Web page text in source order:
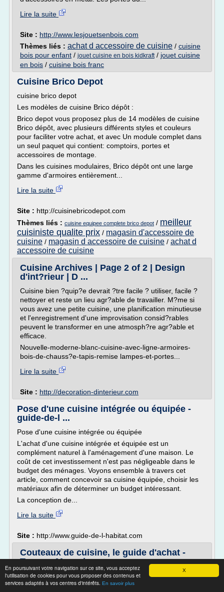
X
En poursuivant votre navigation sur ce site, vous acceptez
l'utilisation de cookies pour vous proposer des contenus et
services adaptés à vos centres d'intérêts. En savoir plus
Lire la suite
Site : http://www.lesjouetsenbois.com
Thèmes liés : achat d accessoire de cuisine / cuisine
bois pour enfant / jouet cuisine en bois kidkraft/ jouet cuisine
en bois / cuisine bois franc
Cuisine Brico Depot
cuisine brico depot
Les modèles de cuisine Brico dépôt :
Brico depot vous proposez plus de 14 modèles de cuisine
Brico dépôt, avec plusieurs différents styles et couleurs
pour faciliter votre achat, et avec Un module complet dans
un seul paquet qui contient: comptoirs, portes et
accessoires de montage.
Dans les cuisines modulaires, Brico dépôt ont une large
gamme d'armoires entièrement...
Lire la suite
Site : http://cuisinebricodepot.com
Thèmes liés : cuisine equipee complete brico depot / meilleur
cuisiniste qualite prix / magasin d'accessoire de
cuisine / magasin d accessoire de cuisine / achat d
accessoire de cuisine
Cuisine Archives | Page 2 of 2 | Design
d'int?rieur | D ...
Cuisine bien ?quip?e devrait ?tre facile ? utiliser, facile ?
nettoyer et reste un lieu agr?able de travailler. M?me si
vous avez une petite cuisine, une planification minutieuse
et l'enregistrement d'une improvisation consid?rables
peuvent le transformer en une atmosph?re agr?able et
efficace.
Nouvelle-moderne-blanc-cuisine-avec-ligne-armoires-
bois-de-chauss?e-tapis-remise lampes-et-portes...
Lire la suite
Site : http://decoration-dinterieur.com
Pose d'une cuisine intégrée ou équipée -
guide-de-l ...
Pose d'une cuisine intégrée ou équipée
L'achat d'une cuisine intégrée et équipée est un
complément naturel à l'aménagement d'une maison. Le
coût de cet investissement n'est pas négligeable dans le
budget des ménages. Voyons ensemble à travers cet
article, comment concevoir sa cuisine équipée, choisir les
matériaux afin de déterminer un budget intéressant.
La conception de...
Lire la suite
Site : http://www.guide-de-l-habitat.com
Couteaux de cuisine, le guide d'achat -
Twenga Magazine
Accueil > Magazine > Maison > Couteaux de cuisine, le
guide d'achat